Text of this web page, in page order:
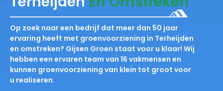
Op zoek naar een bedrijf dat meer dan 50 jaar
ervaring heeft met groenvoorziening in Terheijden
en omstreken? Gijsen Groen staat voor u klaar! Wij
hebben een ervaren team van 16 vakmensen en
kunnen groenvoorziening van klein tot groot voor
u realiseren.